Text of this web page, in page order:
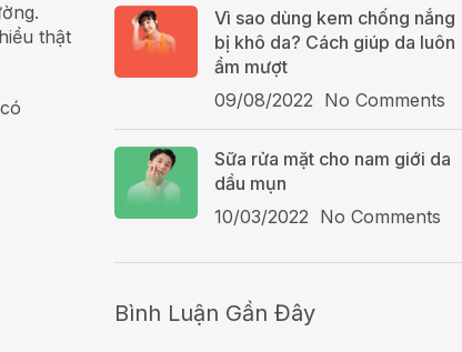
thật
Vì sao dùng kem chống nắng
bị khô da? Cách giúp da luôn
ẩm mượt
09/08/2022 No Comments
Sữa rửa mặt cho nam giới da
dầu mụn
10/03/2022 No Comments
Bình Luận Gần Đây